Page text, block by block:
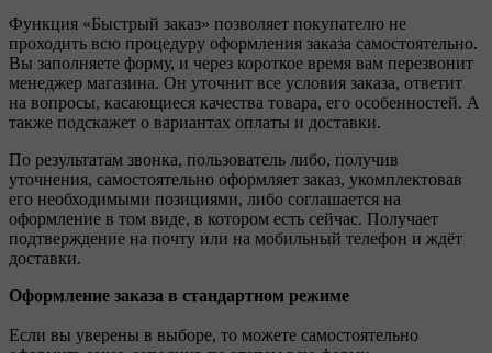
Функция «Быстрый заказ» позволяет покупателю не
проходить всю процедуру оформления заказа самостоятельно.
Вы заполняете форму, и через короткое время вам перезвонит
менеджер магазина. Он уточнит все условия заказа, ответит
на вопросы, касающиеся качества товара, его особенностей. А
также подскажет о вариантах оплаты и доставки.
По результатам звонка, пользователь либо, получив
уточнения, самостоятельно оформляет заказ, укомплектовав
его необходимыми позициями, либо соглашается на
оформление в том виде, в котором есть сейчас. Получает
подтверждение на почту или на мобильный телефон и ждёт
доставки.
Оформление заказа в стандартном режиме
Если вы уверены в выборе, то можете самостоятельно